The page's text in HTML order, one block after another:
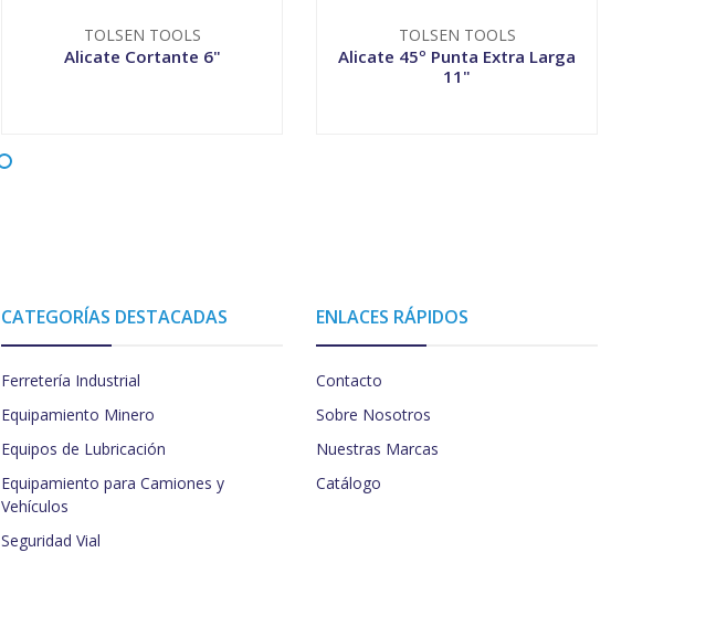
TOLSEN TOOLS
Alicate Cortante 6"
TOLSEN TOOLS
Alicate 45º Punta Extra Larga
11"
CATEGORÍAS DESTACADAS
Ferretería Industrial
Equipamiento Minero
Equipos de Lubricación
Equipamiento para Camiones y
Vehículos
Seguridad Vial
ENLACES RÁPIDOS
Contacto
Sobre Nosotros
Nuestras Marcas
Catálogo